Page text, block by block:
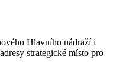
Hlavního nádraží i
strategické místo pro